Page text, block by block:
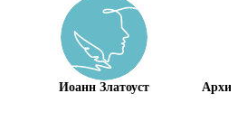
Иоанн Златоуст